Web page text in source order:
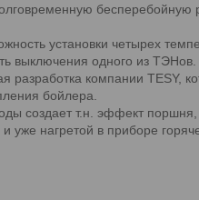
бесперебойную
установки четырех
выключения одного из ТЭНов.
компании TESY,
бойлера.
создает т.н. эффект
нагретой в приборе